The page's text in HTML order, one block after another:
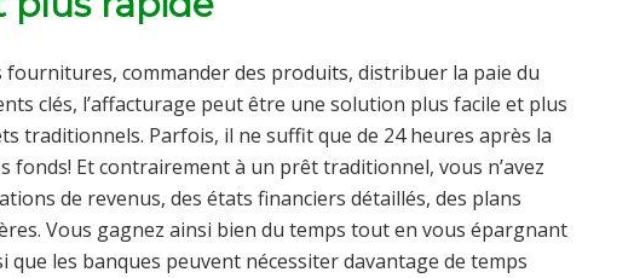
fournitures, commander des produits, distribuer la paie du
clés, l’affacturage peut être une solution plus facile et plus
traditionnels. Parfois, il ne suffit que de 24 heures après la
fonds! Et contrairement à un prêt traditionnel, vous n’avez
de revenus, des états financiers détaillés, des plans
Vous gagnez ainsi bien du temps tout en vous épargnant
que les banques peuvent nécessiter davantage de temps